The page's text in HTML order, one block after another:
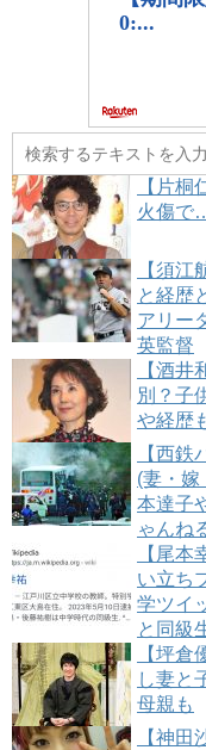
【片
火傷で
【須
と経歴
アリー
英監督
【酒
別？子
や経歴
【西
(妻・嫁
本達子
ゃんね
【尾
い立ち
学ツイ
と同級
【坪
し妻と
母親も
【神